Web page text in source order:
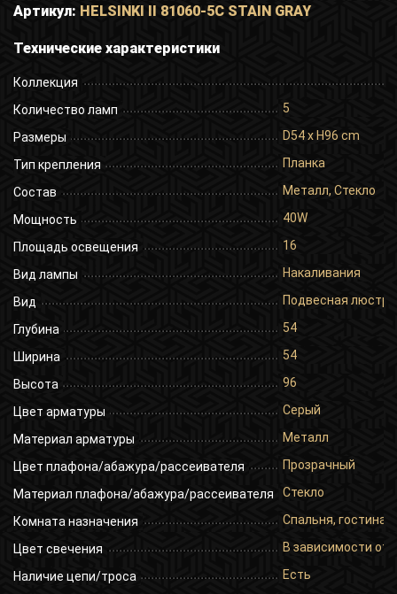
Артикул: HELSINKI II 81060-5C STAIN GRAY
Технические характеристики
Коллекция
Количество ламп
5
Размеры D54 x H96 cm
Тип крепления Планка
Состав Металл, Стекло
Мощность 40W
Площадь освещения 16
Вид лампы Накаливания
Вид Подвесная люстра
Глубина 54
Ширина 54
Высота 96
Цвет арматуры Серый
Материал арматуры Металл
Цвет плафона/абажура/рассеивателя Прозрачный
Материал плафона/абажура/рассеивателя Стекло
Комната назначения Спальня,
Цвет свечения В зависимости от
Наличие цепи/троса Есть